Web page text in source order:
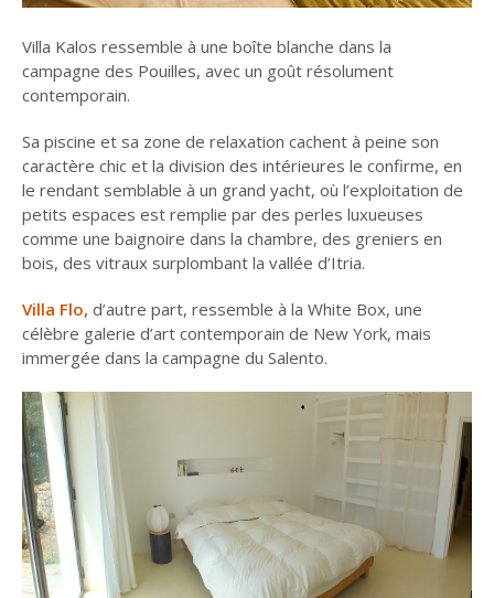
Villa Kalos ressemble à une boîte blanche dans la
campagne des Pouilles, avec un goût résolument
contemporain.
Sa piscine et sa zone de relaxation cachent à peine son
caractère chic et la division des intérieures le confirme, en
le rendant semblable à un grand yacht, où l’exploitation de
petits espaces est remplie par des perles luxueuses
comme une baignoire dans la chambre, des greniers en
bois, des vitraux surplombant la vallée d’Itria.
Villa Flo, d’autre part, ressemble à la White Box, une
célèbre galerie d’art contemporain de New York, mais
immergée dans la campagne du Salento.